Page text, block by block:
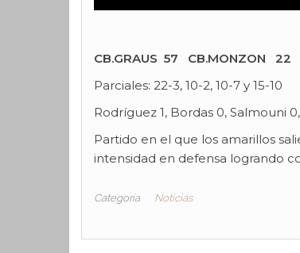
CB.GRAUS 57 CB.MONZON 22
Parciales: 22-3, 10-2, 10-7 y 15-10
Rodríguez 1, Bordas 0, Salmouni
Partido en el que los amarillos
intensidad en defensa logrando
Categoría Noticias